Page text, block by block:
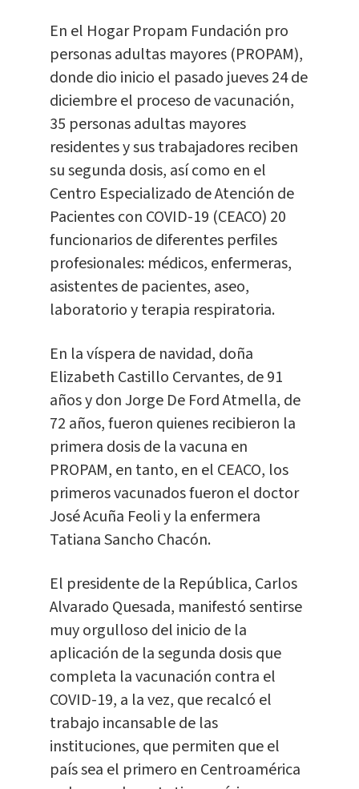
En el Hogar Propam Fundación pro
personas adultas mayores (PROPAM),
donde dio inicio el pasado jueves 24 de
diciembre el proceso de vacunación,
35 personas adultas mayores
residentes y sus trabajadores reciben
su segunda dosis, así como en el
Centro Especializado de Atención de
Pacientes con COVID-19 (CEACO) 20
funcionarios de diferentes perfiles
profesionales: médicos, enfermeras,
asistentes de pacientes, aseo,
laboratorio y terapia respiratoria.
En la víspera de navidad, doña
Elizabeth Castillo Cervantes, de 91
años y don Jorge De Ford Atmella, de
72 años, fueron quienes recibieron la
primera dosis de la vacuna en
PROPAM, en tanto, en el CEACO, los
primeros vacunados fueron el doctor
José Acuña Feoli y la enfermera
Tatiana Sancho Chacón.
El presidente de la República, Carlos
Alvarado Quesada, manifestó sentirse
muy orgulloso del inicio de la
aplicación de la segunda dosis que
completa la vacunación contra el
COVID-19, a la vez, que recalcó el
trabajo incansable de las
instituciones, que permiten que el
país sea el primero en Centroamérica